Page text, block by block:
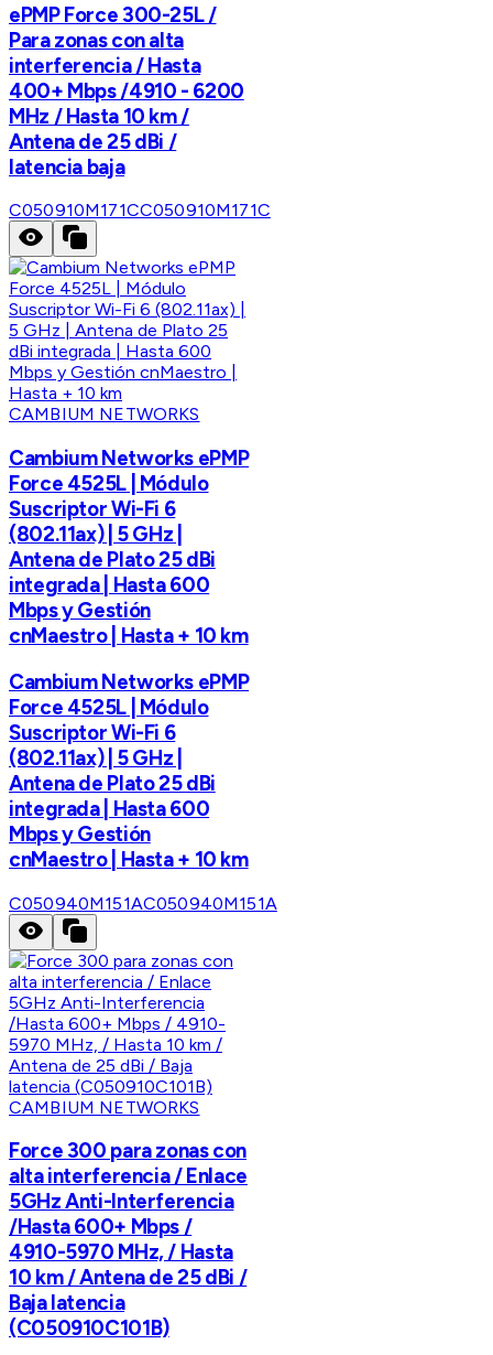
ePMP Force 300-25L /
Para zonas con alta
interferencia / Hasta
400+ Mbps /4910 - 6200
MHz / Hasta 10 km /
Antena de 25 dBi /
latencia baja
C050910M171CC050910M171C
CAMBIUM NETWORKS
Cambium Networks ePMP
Force 4525L | Módulo
Suscriptor Wi-Fi 6
(802.11ax) | 5 GHz |
Antena de Plato 25 dBi
integrada | Hasta 600
Mbps y Gestión
cnMaestro | Hasta + 10 km
Cambium Networks ePMP
Force 4525L | Módulo
Suscriptor Wi-Fi 6
(802.11ax) | 5 GHz |
Antena de Plato 25 dBi
integrada | Hasta 600
Mbps y Gestión
cnMaestro | Hasta + 10 km
C050940M151AC050940M151A
CAMBIUM NETWORKS
Force 300 para zonas con
alta interferencia / Enlace
5GHz Anti-Interferencia
/Hasta 600+ Mbps /
4910-5970 MHz, / Hasta
10 km / Antena de 25 dBi /
Baja latencia
(C050910C101B)